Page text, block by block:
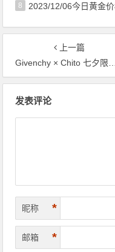
8 2023/12/06今日黄金
上一篇
Givenchy × Chito 七夕限定系列包包和配饰：心形包，爱情锁可以回收吗
发表评论
昵称 *
邮箱 *